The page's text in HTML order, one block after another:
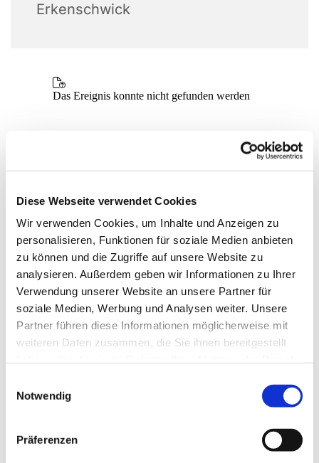
Diese Webseite verwendet Cookies
Wir verwenden Cookies, um Inhalte und Anzeigen zu
personalisieren, Funktionen für soziale Medien anbieten
zu können und die Zugriffe auf unsere Website zu
analysieren. Außerdem geben wir Informationen zu Ihrer
Verwendung unserer Website an unsere Partner für
soziale Medien, Werbung und Analysen weiter. Unsere
Partner führen diese Informationen möglicherweise mit
weiteren Daten zusammen, die Sie ihnen bereitgestellt
Notwendig
Präferenzen
Erkenschwick
Dies könnte Sie auch